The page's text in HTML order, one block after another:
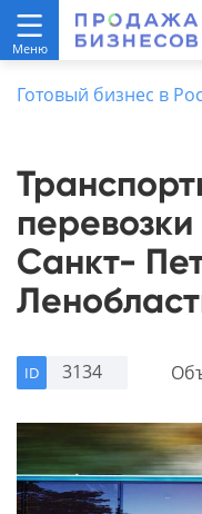
Готовый бизнес в
Санкт-
ID 3134